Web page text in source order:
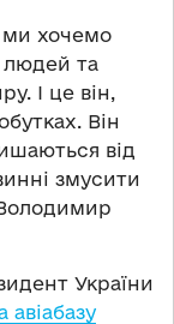
хочемо
та
І це він,
Він
від
змусити
України
авіабазу